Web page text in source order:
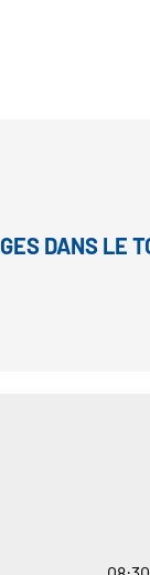
DANS LE